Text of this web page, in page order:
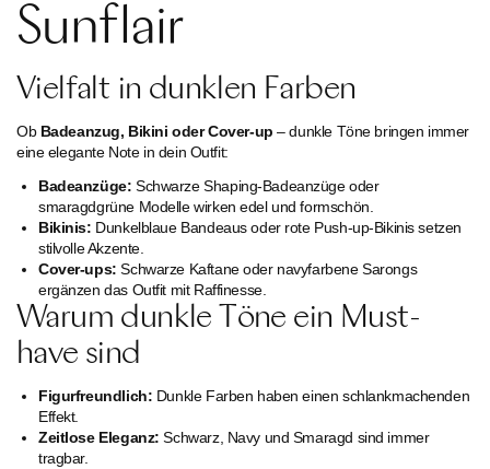
Sunflair
Vielfalt in dunklen Farben
Ob Badeanzug, Bikini oder Cover-up – dunkle Töne bringen immer
eine elegante Note in dein Outfit:
Badeanzüge: Schwarze Shaping-Badeanzüge oder
smaragdgrüne Modelle wirken edel und formschön.
Bikinis: Dunkelblaue Bandeaus oder rote Push-up-Bikinis setzen
stilvolle Akzente.
Cover-ups: Schwarze Kaftane oder navyfarbene Sarongs
ergänzen das Outfit mit Raffinesse.
Warum dunkle Töne ein Must-
have sind
Figurfreundlich: Dunkle Farben haben einen schlankmachenden
Effekt.
Zeitlose Eleganz: Schwarz, Navy und Smaragd sind immer
tragbar.